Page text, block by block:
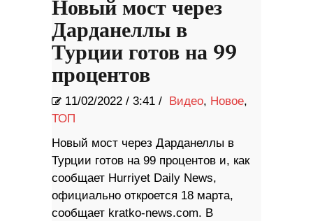
Новый мост через
Дарданеллы в
Турции готов на 99
процентов
11/02/2022 / 3:41 / Видео, Новое,
ТОП
Новый мост через Дарданеллы в
Турции готов на 99 процентов и, как
сообщает Hurriyet Daily News,
официально откроется 18 марта,
сообщает kratko-news.com. В